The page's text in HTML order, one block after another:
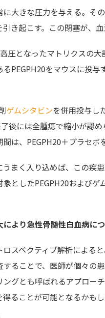
大きな圧力を与える。そ
き起こす。この閉塞が、
圧となったマトリクスの
PEGPH20をマウスに投
ゲムシタビンを併用投与し
後には全腫瘍で縮小が認
は、PEGPH20＋プラセボ
うまく入り込めば、この
としたPEGPH20および
より急性骨髄性白血病に
スペクティブ解析による
ることで、医師が個々の
グとも呼ばれるアプロー
ることが可能となるかも